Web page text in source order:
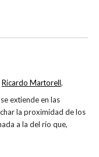
extiende en las
la proximidad de los
a la del río que,
Ricardo Martorell,